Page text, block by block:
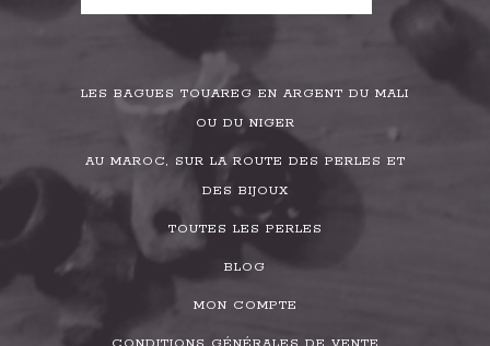
LES BAGUES TOUAREG EN ARGENT DU MALI
OU DU NIGER
AU MAROC, SUR LA ROUTE DES PERLES ET
DES BIJOUX
TOUTES LES PERLES
BLOG
MON COMPTE